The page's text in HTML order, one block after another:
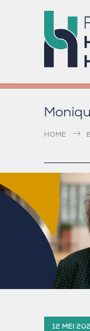
HOME
12 MEI